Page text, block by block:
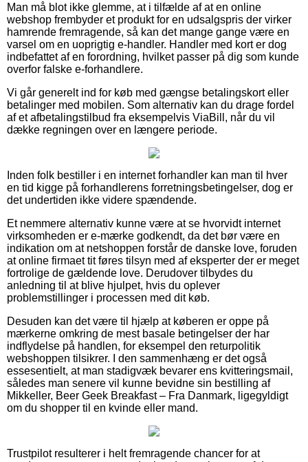
Man må blot ikke glemme, at i tilfælde af at en online
webshop frembyder et produkt for en udsalgspris der virker
hamrende fremragende, så kan det mange gange være en
varsel om en uoprigtig e-handler. Handler med kort er dog
indbefattet af en forordning, hvilket passer på dig som kunde
overfor falske e-forhandlere.
Vi går generelt ind for køb med gængse betalingskort eller
betalinger med mobilen. Som alternativ kan du drage fordel
af et afbetalingstilbud fra eksempelvis ViaBill, når du vil
dække regningen over en længere periode.
Inden folk bestiller i en internet forhandler kan man til hver
en tid kigge på forhandlerens forretningsbetingelser, dog er
det undertiden ikke videre spændende.
Et nemmere alternativ kunne være at se hvorvidt internet
virksomheden er e-mærke godkendt, da det bør være en
indikation om at netshoppen forstår de danske love, foruden
at online firmaet tit føres tilsyn med af eksperter der er meget
fortrolige de gældende love. Derudover tilbydes du
anledning til at blive hjulpet, hvis du oplever
problemstillinger i processen med dit køb.
Desuden kan det være til hjælp at køberen er oppe på
mærkerne omkring de mest basale betingelser der har
indflydelse på handlen, for eksempel den returpolitik
webshoppen tilsikrer. I den sammenhæng er det også
essesentielt, at man stadigvæk bevarer ens kvitteringsmail,
således man senere vil kunne bevidne sin bestilling af
Mikkeller, Beer Geek Breakfast – Fra Danmark, ligegyldigt
om du shopper til en kvinde eller mand.
Trustpilot resulterer i helt fremragende chancer for at